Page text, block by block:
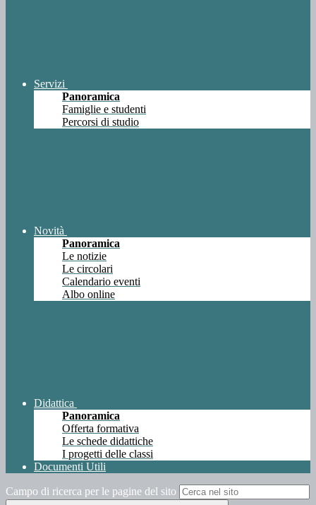
Servizi
Panoramica
Famiglie e studenti
Percorsi di studio
Novità
Panoramica
Le notizie
Le circolari
Calendario eventi
Albo online
Didattica
Panoramica
Offerta formativa
Le schede didattiche
I progetti delle classi
Documenti Utili
Campo di ricerca per le pagine del sito